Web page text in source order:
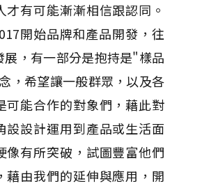
才有可能漸漸相信跟認同。
開始品牌和產品開發，往
展，有一部分是抱持是"樣品
，希望讓一般群眾，以及各
可能合作的對象們，藉此對
設設計運用到產品或生活面
像有所突破，試圖豐富他們
藉由我們的延伸與應用，開